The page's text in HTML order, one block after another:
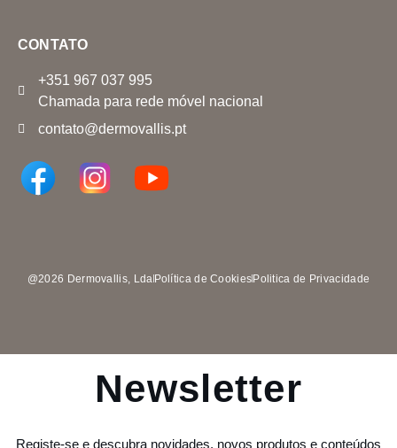
CONTATO
+351 967 037 995
Chamada para rede móvel nacional
contato@dermovallis.pt
@2026 Dermovallis, LdaPolítica de CookiesPolitica de Privacidade
Newsletter
Registe-se e descubra novidades, novos produtos e conteúdos